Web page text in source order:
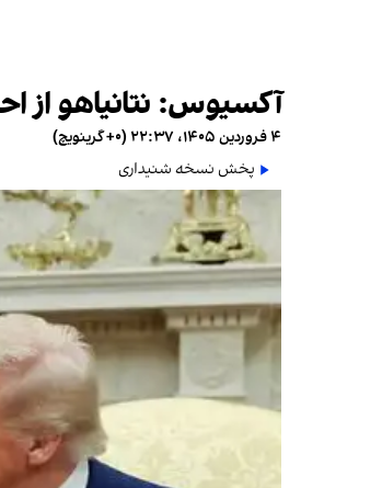
آکسیوس: نتانیاهو از
۴ فروردین ۱۴۰۵، ۲۲:۳۷ (‎+۰ گرینویچ)
پخش نسخه شنیداری